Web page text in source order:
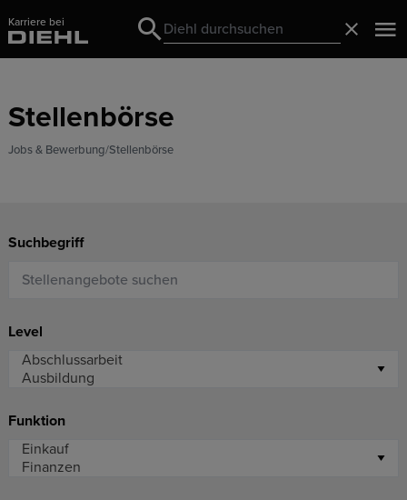
Karriere bei
Search
Search
Stellenbörse
Jobs & Bewerbung Stellenbörse
Suchbegriff
Level
Funktion